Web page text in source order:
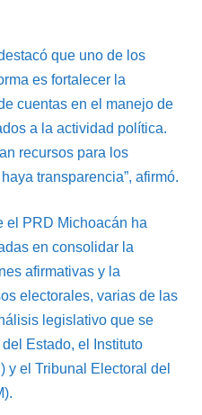
que uno de los
es fortalecer la
cuentas en el manejo de
a la actividad política.
recursos para los
transparencia”, afirmó.
el PRD Michoacán ha
en consolidar la
afirmativas y la
electorales, varias de las
legislativo que se
Estado, el Instituto
y el Tribunal Electoral del